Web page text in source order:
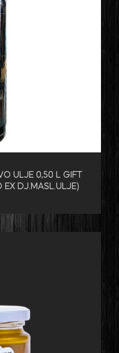
ULJE 0,50 L GIFT
EX DJ.MASL.ULJE)